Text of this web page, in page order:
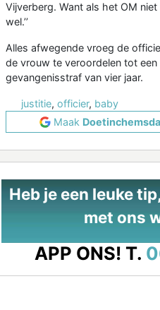
Vijverberg. Want als het OM
wel.’’
Alles afwegende vroeg de
de vrouw te veroordelen tot
gevangenisstraf van vier jaar.
justitie, officier, baby
Maak
Heb je een leuke
met ons
APP ONS! T.